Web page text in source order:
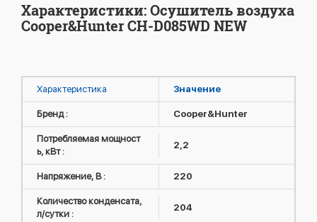
Характеристики: Осушитель воздуха
Cooper&Hunter CH-D085WD NEW
Характеристика Значение
Бренд : Cooper&Hunter
Потребляемая мощност
ь, кВт :
2,2
Напряжение, В : 220
Количество конденсата,
л/сутки :
204